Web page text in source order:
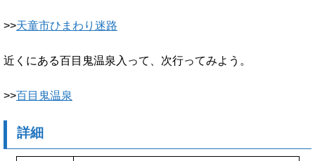
>>天童市ひまわり迷路
近くにある百目鬼温泉入って、次行ってみよう。
>>百目鬼温泉
詳細